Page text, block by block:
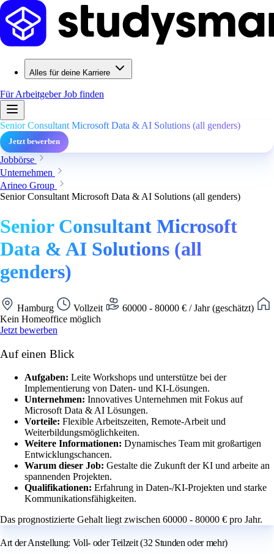
Alles für deine Karriere
Für ArbeitgeberJob finden
Senior Consultant Microsoft Data & AI Solutions (all genders)
Jetzt bewerben
Jobbörse
Unternehmen
Arineo Group
Senior Consultant Microsoft Data & AI Solutions (all genders)
Senior Consultant Microsoft
Data & AI Solutions (all
genders)
Hamburg Vollzeit
60000 - 80000 € / Jahr (geschätzt)
Kein Homeoffice möglich
Jetzt bewerben
Auf einen Blick
Aufgaben: Leite Workshops und unterstütze bei der
Implementierung von Daten- und KI-Lösungen.
Unternehmen: Innovatives Unternehmen mit Fokus auf
Microsoft Data & AI Lösungen.
Vorteile: Flexible Arbeitszeiten, Remote-Arbeit und
Weiterbildungsmöglichkeiten.
Weitere Informationen: Dynamisches Team mit großartigen
Entwicklungschancen.
Warum dieser Job: Gestalte die Zukunft der KI und arbeite an
spannenden Projekten.
Qualifikationen: Erfahrung in Daten-/KI-Projekten und starke
Kommunikationsfähigkeiten.
Das prognostizierte Gehalt liegt zwischen 60000 - 80000 € pro Jahr.
Art der Anstellung: Voll- oder Teilzeit (32 Stunden oder mehr)